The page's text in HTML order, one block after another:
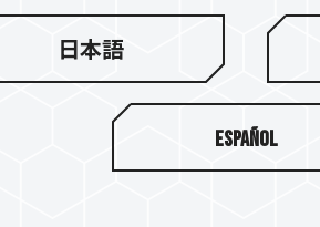
EXPERT R31 3-in-1 メ
ーカードリーダー
日本語
Español